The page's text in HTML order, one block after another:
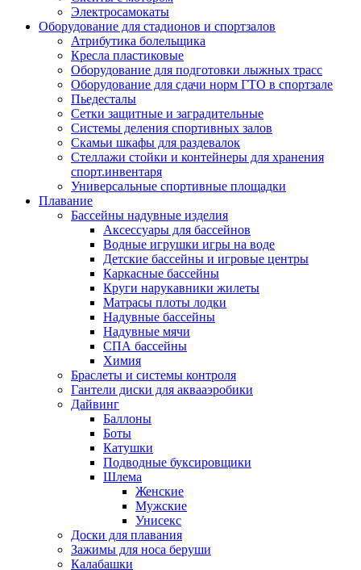
Электросамокаты
Оборудование для стадионов и спортзалов
Атрибутика болельщика
Кресла пластиковые
Оборудование для подготовки лыжных трасс
Оборудование для сдачи норм ГТО в спортзале
Пьедесталы
Сетки защитные и заградительные
Системы деления спортивных залов
Скамьи шкафы для раздевалок
Стеллажи стойки и контейнеры для хранения
спорт.инвентаря
Универсальные спортивные площадки
Плавание
Бассейны надувные изделия
Аксессуары для бассейнов
Водные игрушки игры на воде
Детские бассейны и игровые центры
Каркасные бассейны
Круги нарукавники жилеты
Матрасы плоты лодки
Надувные бассейны
Надувные мячи
СПА бассейны
Химия
Браслеты и системы контроля
Гантели диски для аквааэробики
Дайвинг
Баллоны
Боты
Катушки
Подводные буксировщики
Шлема
Женские
Мужские
Унисекс
Доски для плавания
Зажимы для носа беруши
Калабашки